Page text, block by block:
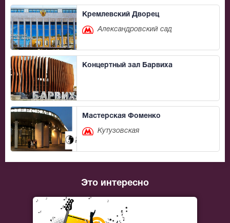
Кремлевский Дворец
Александровский сад
Концертный зал Барвиха
Мастерская Фоменко
Кутузовская
Это интересно